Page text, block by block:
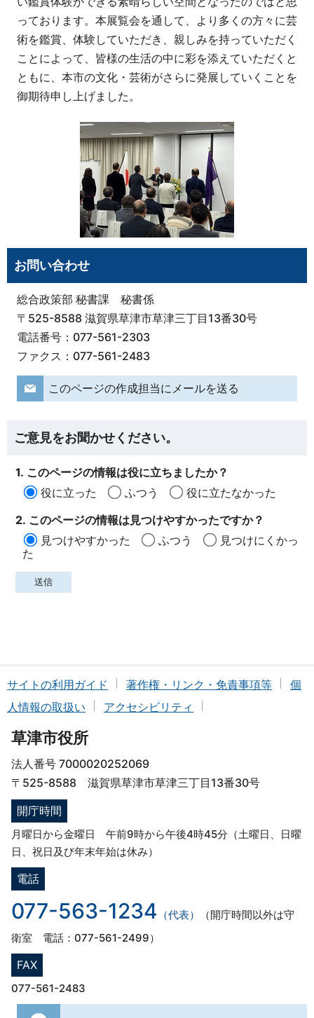
っております。本展覧会を通して、より多くの方々に芸
術を鑑賞、体験していただき、親しみを持っていただく
ことによって、皆様の生活の中に彩を添えていただくと
ともに、本市の文化・芸術がさらに発展していくことを
御期待申し上げました。
お問い合わせ
総合政策部 秘書課 秘書係
〒525-8588 滋賀県草津市草津三丁目13番30号
電話番号：077-561-2303
ファクス：077-561-2483
このページの作成担当にメールを送る
ご意見をお聞かせください。
1. このページの情報は役に立ちましたか？
役に立った
ふつう
役に立たなかった
2. このページの情報は見つけやすかったですか？
見つけやすかった
ふつう
見つけにくかっ
た
サイトの利用ガイド 著作権・リンク・免責事項等
個
人情報の取扱い
アクセシビリティ
草津市役所
法人番号 7000020252069
〒525-8588 滋賀県草津市草津三丁目13番30号
開庁時間
月曜日から金曜日 午前9時から午後4時45分（土曜日、日曜
日、祝日及び年末年始は休み）
電話
077-563-1234 （代表）
（開庁時間以外は守
衛室 電話：077-561-2499）
FAX
077-561-2483